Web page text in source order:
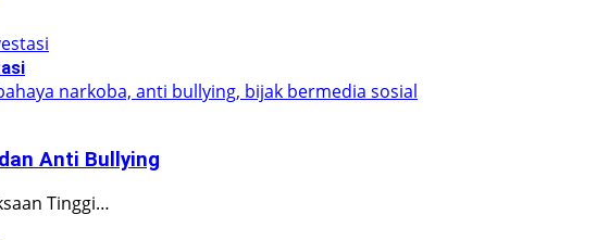
Anti Bullying
Tinggi…